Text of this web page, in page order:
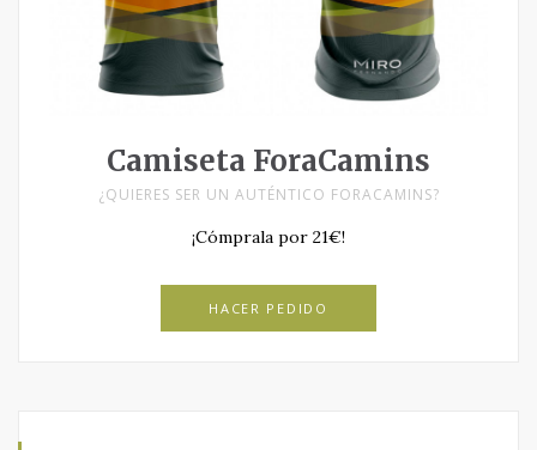
Camiseta ForaCamins
¿QUIERES SER UN AUTÉNTICO FORACAMINS?
¡Cómprala por 21€!
HACER PEDIDO